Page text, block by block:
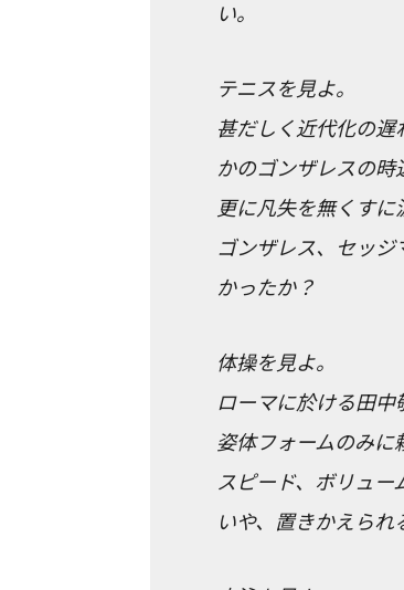
い。
テニスを見よ。
甚だしく近代化の遅
かのゴンザレスの
更に凡失を無くすに
ゴンザレス、セッ
かったか？
体操を見よ。
ローマに於ける田
姿体フォームのみに
スピード、ボリュー
いや、置きかえられ